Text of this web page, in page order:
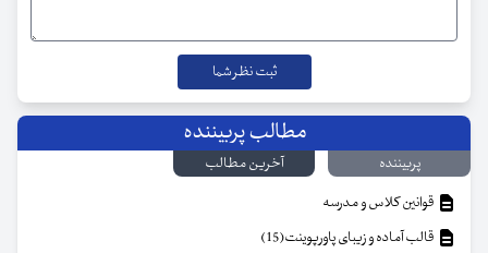
مطالب پربیننده
پربیننده
آخرین مطالب
قوانین کلاس و مدرسه
قالب آماده و زیبای پاورپوینت(15)